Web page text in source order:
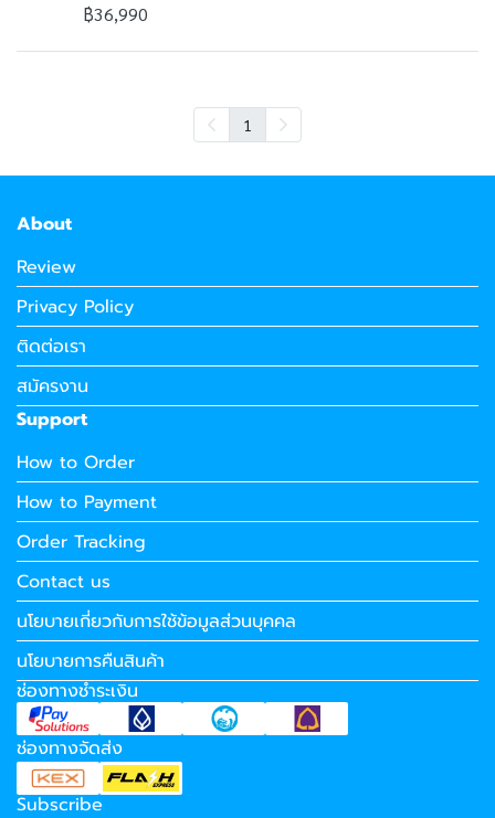
฿36,990
1
About
Review
Privacy Policy
ติดต่อเรา
สมัครงาน
Support
How to Order
How to Payment
Order Tracking
Contact us
นโยบายเกี่ยวกับการใช้ข้อมูลส่วนบุคคล
นโยบายการคืนสินค้า
ช่องทางชำระเงิน
ช่องทางจัดส่ง
Subscribe